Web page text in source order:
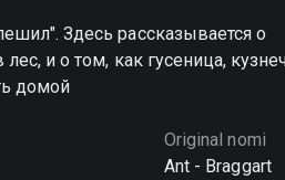
Здесь рассказывается о
и о том, как гусеница,
домой
Original nomi
Ant - Braggart